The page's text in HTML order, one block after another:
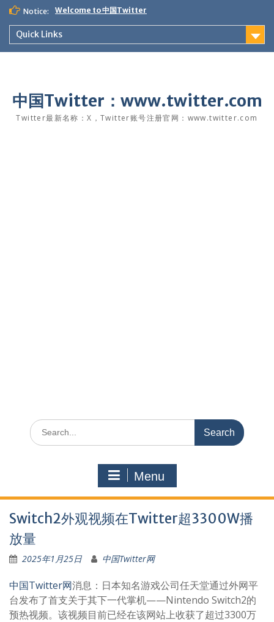
Skip
content
Notice: Welcome to 中国Twitter
Quick Links
中国Twitter：www.twitter.com
Twitter最新名称：X，Twitter账号注册官网：www.twitter.com
Search
for:
Menu
Switch2外观视频在Twitter超3300W播
放量
2025年1月25日 中国Twitter网
中国Twitter网消息：日本知名游戏公司任天堂通过外网平
台发布了首支关于其下一代掌机——Nintendo Switch2的
预热视频。该视频目前已经在该网站上收获了超过3300万